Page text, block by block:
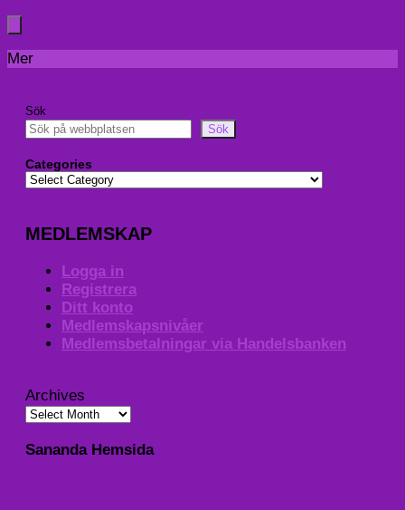
Mer
Sök
Sök
Categories
MEDLEMSKAP
Logga in
Registrera
Ditt konto
Medlemskapsnivåer
Medlemsbetalningar via Handelsbanken
Archives
Sananda Hemsida